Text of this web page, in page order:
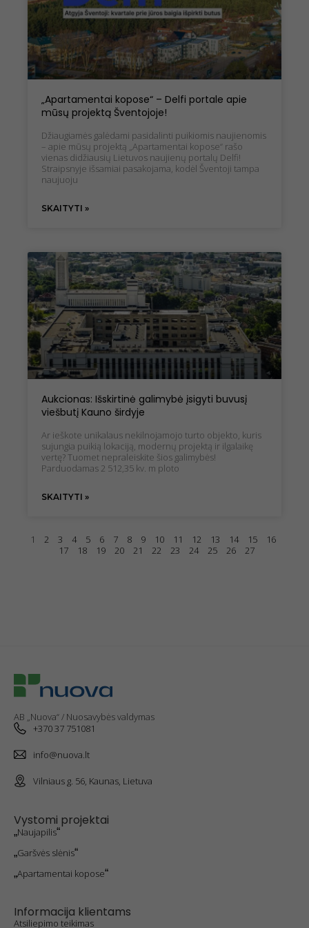
„Apartamentai kopose“ – Delfi portale apie
mūsų projektą Šventojoje!
Džiaugiamės galėdami pasidalinti puikiomis naujienomis
– apie mūsų projektą „Apartamentai kopose“ rašo
vienas didžiausių Lietuvos naujienų portalų Delfi!
Straipsnyje išsamiai pasakojama, kodėl Šventoji tampa
naujuoju
SKAITYTI »
Aukcionas: Išskirtinė galimybė įsigyti buvusį
viešbutį Kauno širdyje
Ar ieškote unikalaus nekilnojamojo turto objekto, kuris
sujungia puikią lokaciją, modernų projektą ir ilgalaikę
vertę? Tuomet nepraleiskite šios galimybės!
Parduodamas 2 512,35 kv. m ploto
SKAITYTI »
1 2 3 4 5 6 7 8 9 10 11 12 13 14 15
16
17
18 19 20 21 22 23 24 25 26 27
AB „Nuova“ / Nuosavybės valdymas
+370 37 751081
info@nuova.lt
Vilniaus g. 56, Kaunas, Lietuva
Vystomi projektai
„Naujapilis“
„Garšvės slėnis“
„Apartamentai kopose“
Informacija klientams
Atsiliepimo teikimas
šių slapukų,
kai kurios
funkcijos iš
svetainės
išnyks.
Marketingo
Dalindamiesi
savo
pomėgiais ir
elgesiu, kai
suasmenintą
turinį ir
pasiūlymus.